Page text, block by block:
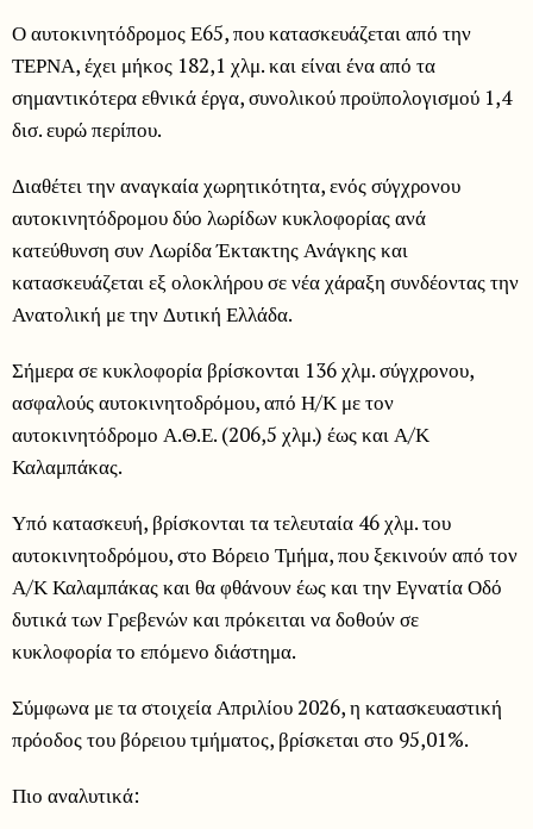
Ο αυτοκινητόδρομος Ε65, που κατασκευάζεται από την
ΤΕΡΝΑ, έχει μήκος 182,1 χλμ. και είναι ένα από τα
σημαντικότερα εθνικά έργα, συνολικού προϋπολογισμού 1,4
δισ. ευρώ περίπου.
Διαθέτει την αναγκαία χωρητικότητα, ενός σύγχρονου
αυτοκινητόδρομου δύο λωρίδων κυκλοφορίας ανά
κατεύθυνση συν Λωρίδα Έκτακτης Ανάγκης και
κατασκευάζεται εξ ολοκλήρου σε νέα χάραξη συνδέοντας την
Ανατολική με την Δυτική Ελλάδα.
Σήμερα σε κυκλοφορία βρίσκονται 136 χλμ. σύγχρονου,
ασφαλούς αυτοκινητοδρόμου, από Η/Κ με τον
αυτοκινητόδρομο Α.Θ.Ε. (206,5 χλμ.) έως και Α/Κ
Καλαμπάκας.
Υπό κατασκευή, βρίσκονται τα τελευταία 46 χλμ. του
αυτοκινητοδρόμου, στο Βόρειο Τμήμα, που ξεκινούν από τον
Α/Κ Καλαμπάκας και θα φθάνουν έως και την Εγνατία Οδό
δυτικά των Γρεβενών και πρόκειται να δοθούν σε
κυκλοφορία το επόμενο διάστημα.
Σύμφωνα με τα στοιχεία Απριλίου 2026, η κατασκευαστική
πρόοδος του βόρειου τμήματος, βρίσκεται στο 95,01%.
Πιο αναλυτικά: